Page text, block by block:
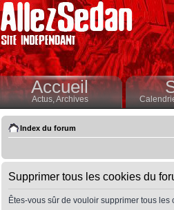
Accueil
Actus,Archives
Index du forum
Supprimer tous les cookies du
Êtes-vous sûr de vouloir supprimer tous